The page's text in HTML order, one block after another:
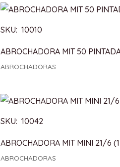
SKU: 10010
ABROCHADORA MIT 50
ABROCHADORAS
SKU: 10042
ABROCHADORA MIT MINI 21/6
ABROCHADORAS